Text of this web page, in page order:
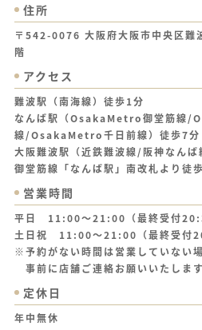
住所
〒542-0076 大阪府大阪市中央区
階
アクセス
難波駅（南海線）徒歩1分
なんば駅（OsakaMetro御堂筋線/
線/OsakaMetro千日前線）徒歩7分
大阪難波駅（近鉄難波線/阪神なんば
御堂筋線「なんば駅」南改札より徒
営業時間
平日 11:00～21:00（最終受付
土日祝 11:00～21:00（最終受付
※予約がない時間は営業していない場
事前に店舗ご連絡お願いいたします
定休日
年中無休